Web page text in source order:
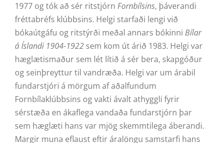
1977 og tók að sér ritstjórn Fornbílsins, þáverandi
fréttabréfs klúbbsins. Helgi starfaði lengi við
bókaútgáfu og ritstýrði meðal annars bókinni Bílar
á Íslandi 1904-1922 sem kom út árið 1983. Helgi var
hæglætismaður sem lét lítið á sér bera, skapgóður
og seinþreyttur til vandræða. Helgi var um árabil
fundarstjóri á mörgum af aðalfundum
Fornbílaklúbbsins og vakti ávalt athyggli fyrir
sérstæða en ákaflega vandaða fundarstjórn þar
sem hæglæti hans var mjög skemmtilega áberandi.
Margir muna eflaust eftir áralöngu samstarfi hans